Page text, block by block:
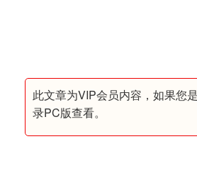
此文章为VIP会员内容，如果您
录PC版查看。